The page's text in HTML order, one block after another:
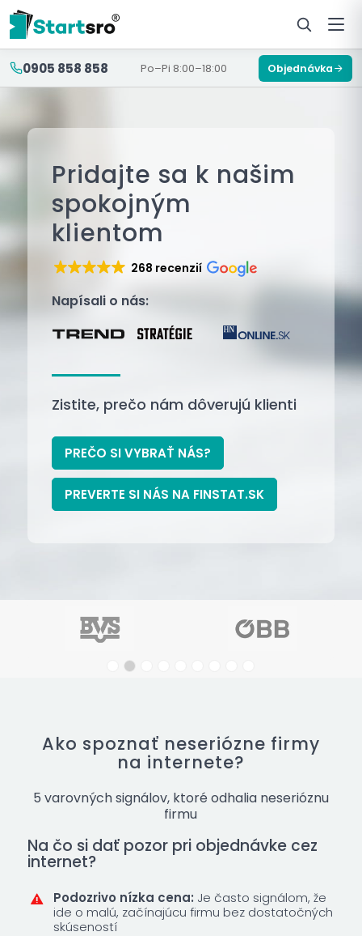
0905 858 858 Po–Pi 8:00–18:00 Objednávka
Pridajte sa k našim
spokojným
klientom
268 recenzií
Napísali o nás:
Zistite, prečo nám dôverujú klienti
PREČO SI VYBRAŤ NÁS?
PREVERTE SI NÁS NA FINSTAT.SK
Ako spoznať neseriózne firmy
na internete?
5 varovných signálov, ktoré odhalia neserióznu
firmu
Na čo si dať pozor pri objednávke cez
internet?
Podozrivo nízka cena: Je často signálom, že
ide o malú, začínajúcu firmu bez dostatočných
skúseností